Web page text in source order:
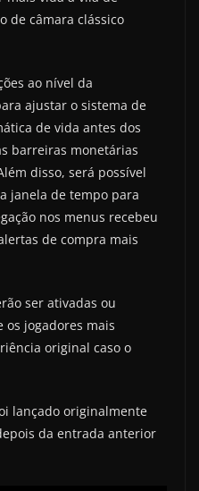
de câmara clássico
ao nível da
ajustar o sistema de
de vida antes dos
barreiras monetárias
disso, será possível
janela de tempo para
nos menus recebeu
de compra mais
ser ativadas ou
jogadores mais
original caso o
lançado originalmente
da entrada anterior